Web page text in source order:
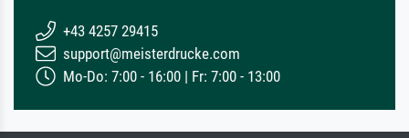
+43 4257 29415
support@meisterdrucke.com
Mo-Do: 7:00 - 16:00 | Fr: 7:00 - 13:00